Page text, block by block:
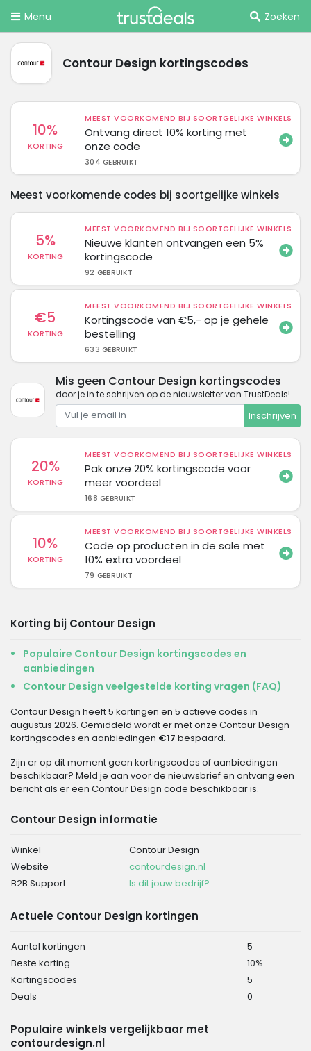
Menu Zoeken
Contour Design kortingscodes
10%
KORTING
MEEST VOORKOMEND BIJ SOORTGELIJKE WINKELS
Ontvang direct 10% korting met
onze code
304 GEBRUIKT
Meest voorkomende codes bij soortgelijke winkels
5%
KORTING
MEEST VOORKOMEND BIJ SOORTGELIJKE WINKELS
Nieuwe klanten ontvangen een 5%
kortingscode
92 GEBRUIKT
€5
KORTING
MEEST VOORKOMEND BIJ SOORTGELIJKE WINKELS
Kortingscode van €5,- op je gehele
bestelling
633 GEBRUIKT
Mis geen Contour Design kortingscodes
door je in te schrijven op de nieuwsletter van TrustDeals!
Inschrijven
20%
KORTING
MEEST VOORKOMEND BIJ SOORTGELIJKE WINKELS
Pak onze 20% kortingscode voor
meer voordeel
168 GEBRUIKT
10%
KORTING
MEEST VOORKOMEND BIJ SOORTGELIJKE WINKELS
Code op producten in de sale met
10% extra voordeel
79 GEBRUIKT
Korting bij Contour Design
Populaire Contour Design kortingscodes en
aanbiedingen
Contour Design veelgestelde korting vragen (FAQ)
Contour Design heeft 5 kortingen en 5 actieve codes in
augustus 2026. Gemiddeld wordt er met onze Contour Design
kortingscodes en aanbiedingen €17 bespaard.
Zijn er op dit moment geen kortingscodes of aanbiedingen
beschikbaar? Meld je aan voor de nieuwsbrief en ontvang een
bericht als er een Contour Design code beschikbaar is.
Contour Design informatie
Winkel
Contour Design
Website
contourdesign.nl
B2B Support
Is dit jouw bedrijf?
Actuele Contour Design kortingen
Aantal kortingen
5
Beste korting
10%
Kortingscodes
5
Deals
0
Populaire winkels vergelijkbaar met
contourdesign.nl